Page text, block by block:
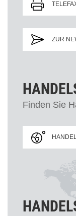
ZUR
Finden Sie